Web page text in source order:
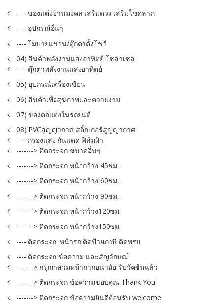
---- ของแต่งบ้านมงคล เสริมดวง เสริมโชคลาภ
---- อุปกรณ์อื่นๆ
---- โมบายแขวน/ตุ๊กตาตั้งโชว์
04) สินค้าพลังงานแสงอาทิตย์ โซล่าเซล
---- ตุ๊กตาพลังงานแสงอาทิตย์
05) อุปกรณ์เครื่องเขียน
06) สินค้าเพื่อสุขภาพและความงาม
07) ของตกแต่งในรถยนต์
08) PVCสูญญากาศ สติ๊กเกอร์สูญญากาศ
---- กรองแสง กันแดด ฟิล์มฝ้า
-------> ติดกระจก ขนาดอื่นๆ
-------> ติดกระจก หน้ากว้าง 45ซม.
-------> ติดกระจก หน้ากว้าง 60ซม.
-------> ติดกระจก หน้ากว้าง 90ซม.
-------> ติดกระจก หน้ากว้าง120ซม.
-------> ติดกระจก หน้ากว้าง150ซม.
---- ติดกระจก .หน้ารถ ติดป้ายภาษี ติดพรบ
---- ติดกระจก ข้อความ และสัญลักษณ์
-------> กรุณาสวมหน้ากากอนามัย รับวัคซีนแล้ว
-------> ติดกระจก ข้อความขอบคุณ Thank You
-------> ติดกระจก ข้อความยินดีต้อนรับ welcome